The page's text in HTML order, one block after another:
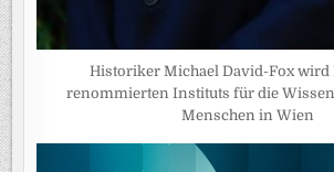
Historiker Michael David-Fox wird
renommierten Instituts für die
Menschen in Wien